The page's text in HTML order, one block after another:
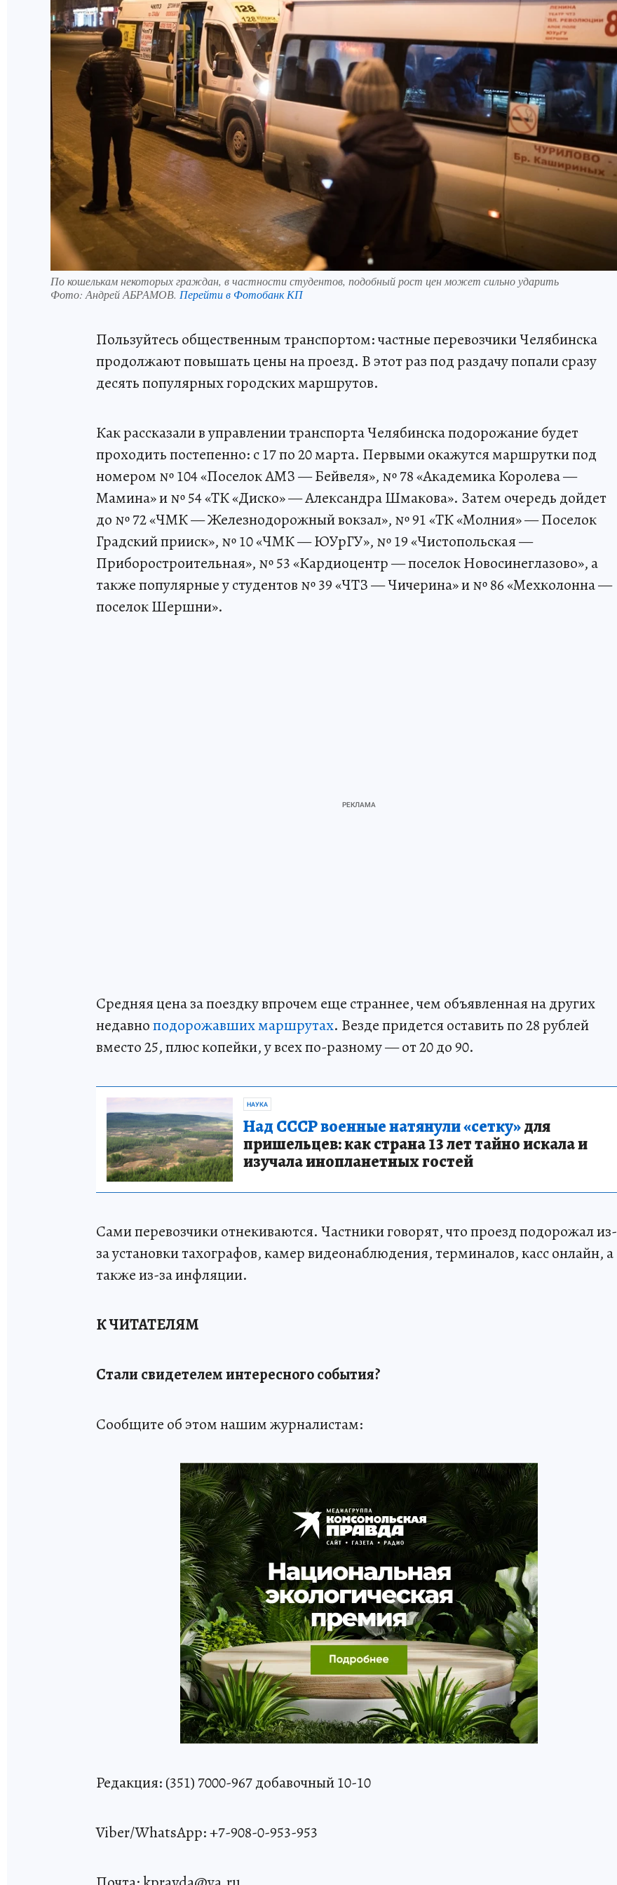
По кошелькам некоторых граждан, в частности студентов, подобный рост цен может сильно ударить
Фото: Андрей АБРАМОВ. Перейти в Фотобанк КП
Пользуйтесь общественным транспортом: частные перевозчики Челябинска
продолжают повышать цены на проезд. В этот раз под раздачу попали сразу
десять популярных городских маршрутов.
Как рассказали в управлении транспорта Челябинска подорожание будет
проходить постепенно: с 17 по 20 марта. Первыми окажутся маршрутки под
номером № 104 «Поселок АМЗ — Бейвеля», № 78 «Академика Королева —
Мамина» и № 54 «ТК «Диско» — Александра Шмакова». Затем очередь дойдет
до № 72 «ЧМК — Железнодорожный вокзал», № 91 «ТК «Молния» — Поселок
Градский прииск», № 10 «ЧМК — ЮУрГУ», № 19 «Чистопольская —
Приборостроительная», № 53 «Кардиоцентр — поселок Новосинеглазово», а
также популярные у студентов № 39 «ЧТЗ — Чичерина» и № 86 «Мехколонна —
поселок Шершни».
Средняя цена за поездку впрочем еще страннее, чем объявленная на других
недавноподорожавших маршрутах. Везде придется оставить по 28 рублей
вместо 25, плюс копейки, у всех по-разному — от 20 до 90.
НАУКА
Над СССР военные натянули «сетку»для
пришельцев: как страна 13 лет тайно искала и
изучала инопланетных гостей
Сами перевозчики отнекиваются. Частники говорят, что проезд подорожал из-
за установки тахографов, камер видеонаблюдения, терминалов, касс онлайн, а
также из-за инфляции.
К ЧИТАТЕЛЯМ
Стали свидетелем интересного события?
Сообщите об этом нашим журналистам:
Редакция: (351) 7000-967 добавочный 10-10
Viber/WhatsApp: +7-908-0-953-953